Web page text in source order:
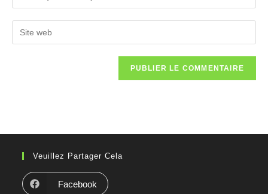
Veuillez Partager Cela
Facebook